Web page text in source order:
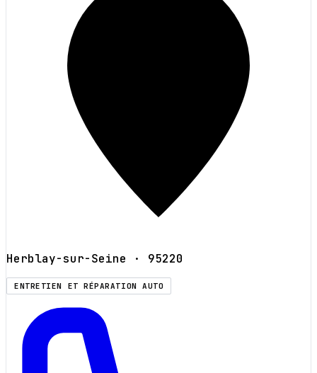
Herblay-sur-Seine · 95220
ENTRETIEN ET RÉPARATION AUTO